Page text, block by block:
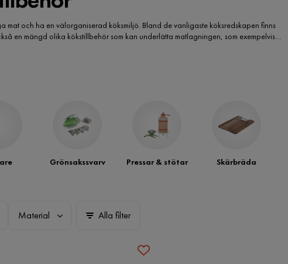
och ha en välorganiserad köksmiljö. Bland de vanligaste köksredskapen finns
en mängd olika kökstillbehör som kan underlätta matlagningen, som exempelvis
redskap och tillbehör finns det även specialverktyg för olika ändamål,
Grönsakssvarv Pressar & stötar Skärbräda
Material Alla filter